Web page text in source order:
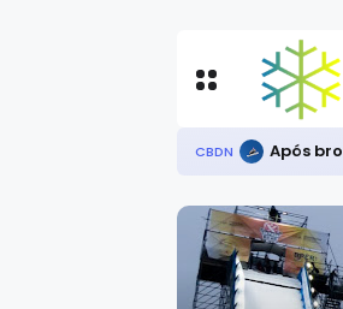
CAMPEONATO